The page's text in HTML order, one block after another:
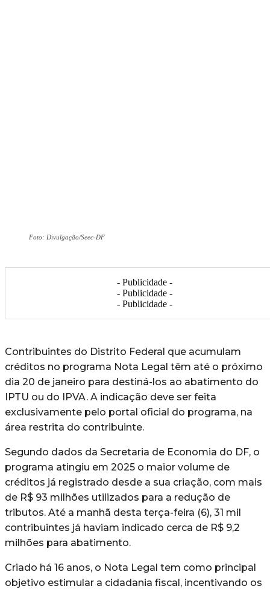
Foto: Divulgação/Seec-DF
- Publicidade -
- Publicidade -
- Publicidade -
Contribuintes do Distrito Federal que acumulam
créditos no programa Nota Legal têm até o próximo
dia 20 de janeiro para destiná-los ao abatimento do
IPTU ou do IPVA. A indicação deve ser feita
exclusivamente pelo portal oficial do programa, na
área restrita do contribuinte.
Segundo dados da Secretaria de Economia do DF, o
programa atingiu em 2025 o maior volume de
créditos já registrado desde a sua criação, com mais
de R$ 93 milhões utilizados para a redução de
tributos. Até a manhã desta terça-feira (6), 31 mil
contribuintes já haviam indicado cerca de R$ 9,2
milhões para abatimento.
Criado há 16 anos, o Nota Legal tem como principal
objetivo estimular a cidadania fiscal, incentivando os